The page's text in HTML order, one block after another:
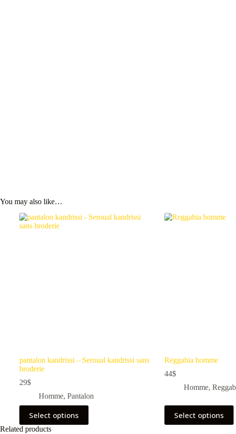
You may also like…
pantalon kandrissi – Seroual kandrissi sans
broderie
29$
Homme, Pantalon
Select options
Reggabia homme
44$
Homme,
Select options
Related products